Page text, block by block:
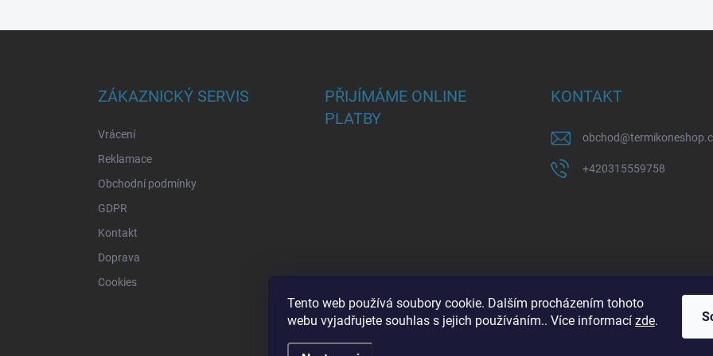
Tento web používá soubory cookie. Dalším procházením tohoto
webu vyjadřujete souhlas s jejich používáním.. Více informací zde.
ZÁKAZNICKÝ SERVIS
Vrácení
Reklamace
Obchodní podmínky
GDPR
Kontakt
Doprava
Cookies
PŘIJÍMÁME ONLINE
PLATBY
KONTAKT
obchod@
+420315559758